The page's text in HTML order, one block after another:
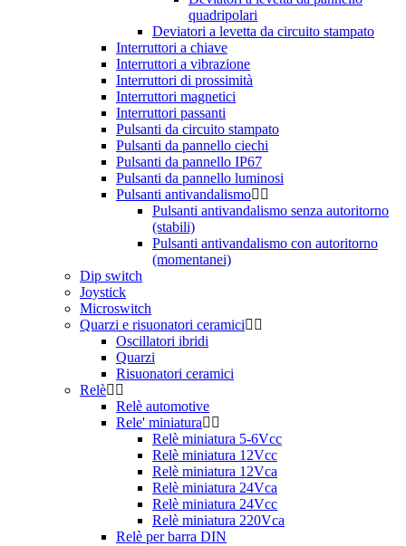
quadripolari
Deviatori a levetta da circuito stampato
Interruttori a chiave
Interruttori a vibrazione
Interruttori di prossimità
Interruttori magnetici
Interruttori passanti
Pulsanti da circuito stampato
Pulsanti da pannello ciechi
Pulsanti da pannello IP67
Pulsanti da pannello luminosi
Pulsanti antivandalismo
Pulsanti antivandalismo senza autoritorno
(stabili)
Pulsanti antivandalismo con autoritorno
(momentanei)
Dip switch
Joystick
Microswitch
Quarzi e risuonatori ceramici
Oscillatori ibridi
Quarzi
Risuonatori ceramici
Relè
Relè automotive
Rele' miniatura
Relè miniatura 5-6Vcc
Relè miniatura 12Vcc
Relè miniatura 12Vca
Relè miniatura 24Vca
Relè miniatura 24Vcc
Relè miniatura 220Vca
Relè per barra DIN